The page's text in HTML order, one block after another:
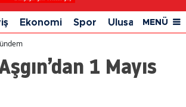
Afyonkarahisar
Ağrı
Amasya
Ekonomi Spor Ulusal Siyaset
MENÜ
1 Mayıs